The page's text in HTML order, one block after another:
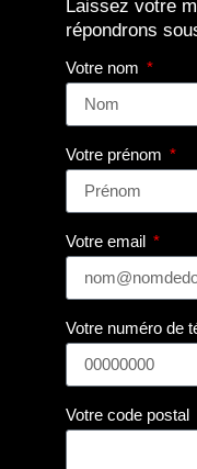
Laissez votre
répondrons
Votre nom
Votre prénom
Votre email
Votre numéro de
Votre code postal